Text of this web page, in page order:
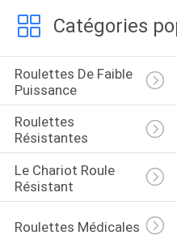
Catégories
Roulettes De Faible
Puissance
Roulettes
Résistantes
Le Chariot Roule
Résistant
Roulettes Médicales